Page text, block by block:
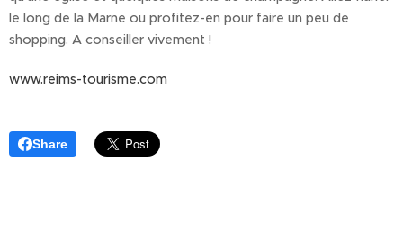
le long de la Marne ou profitez-en pour faire un peu de
shopping. A conseiller vivement !
www.reims-tourisme.com
Share